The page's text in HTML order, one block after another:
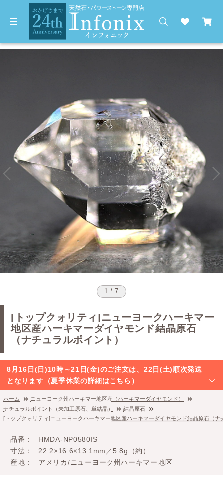
1 / 7
[トップクォリティ]ニューヨークハーキマー
地区産ハーキマーダイヤモンド結晶原石
（ナチュラルポイント）
8月16日(日)10時～21日(金)のご注文は、22日(土)順次発送
となります（夏季休業の詳細はこちら）
ホーム
ニューヨーク州ハーキマー地区産（ハーキマーダイヤモンド）
ナチュラルポイント（未加工原石、単結晶）
結晶原石
[トップクォリティ]ニューヨークハーキマー地区産ハーキマーダイヤモンド結晶原石（ナ
品番
HMDA-NP0580IS
寸法
22.2×16.6×13.1mm／5.8g（約）
産地
アメリカ/ニューヨーク州ハーキマー地区